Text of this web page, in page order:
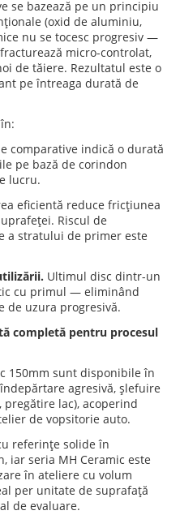
se bazează pe un principiu
(oxid de aluminiu,
nu se tocesc progresiv —
micro-controlat,
de tăiere. Rezultatul este o
pe întreaga durată de
comparative indică o durată
pe bază de corindon
lucru.
eficientă reduce fricțiunea
Riscul de
a stratului de primer este
Ultimul disc dintr-un
cu primul — eliminând
de uzura progresivă.
completă pentru procesul
150mm sunt disponibile în
agresivă, șlefuire
pregătire lac), acoperind
de vopsitorie auto.
referințe solide în
iar seria MH Ceramic este
în ateliere cu volum
per unitate de suprafață
de evaluare.